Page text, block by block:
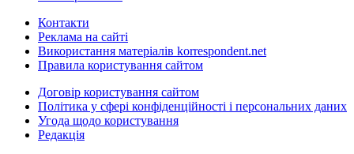
Контакти
Реклама на сайті
Використання матеріалів korrespondent.net
Правила користування сайтом
Договір користування сайтом
Політика у сфері конфіденційності і персональних даних
Угода щодо користування
Редакція